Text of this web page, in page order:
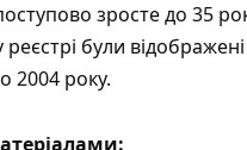
зросте до 35
були відображені
2004 року.